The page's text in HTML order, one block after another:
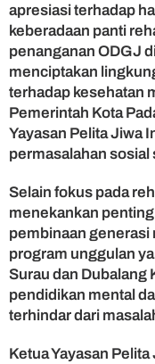
D
G
J
u
j
u
d
y
a
a
K
e
p
e
u
apresiasi terhadap
keberadaan panti
penanganan ODGJ
menciptakan
terhadap kesehatan
Pemerintah Kota
Yayasan Pelita Jiwa
permasalahan sosial
Selain fokus pada
menekankan
pembinaan generasi
program unggulan
Surau dan Dubalang
pendidikan mental
terhindar dari
Ketua Yayasan